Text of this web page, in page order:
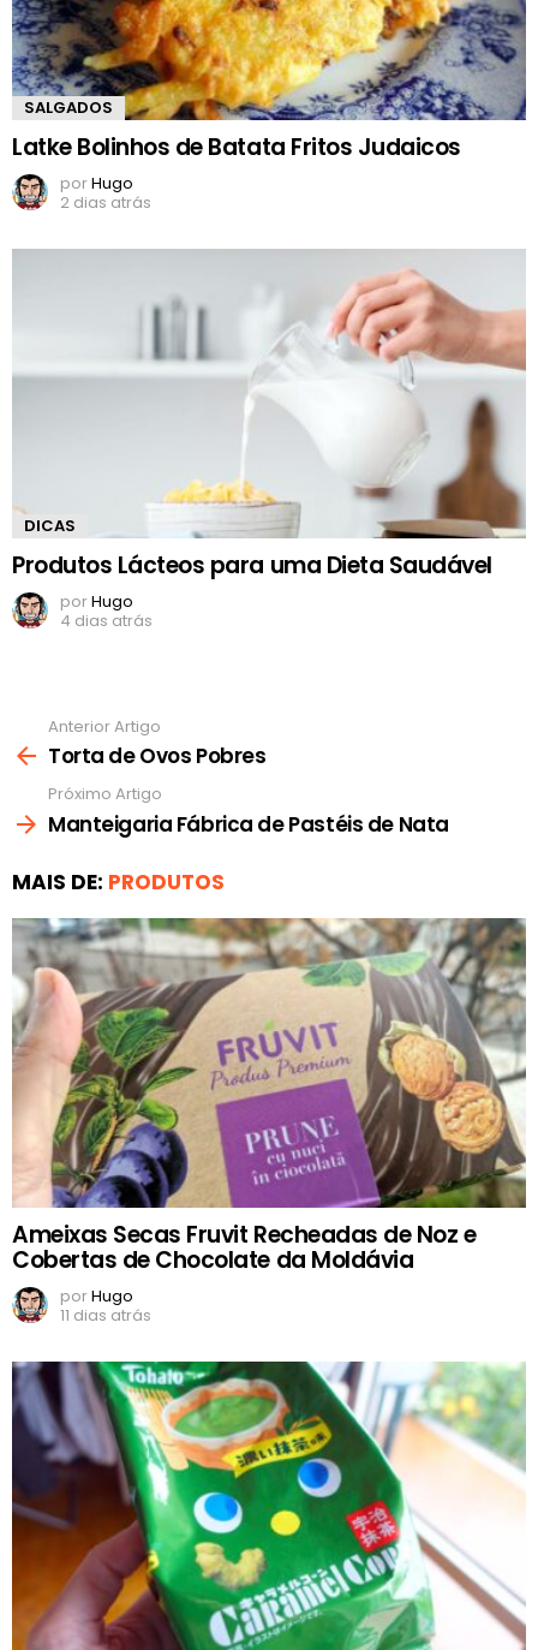
SALGADOS
Latke Bolinhos de Batata Fritos Judaicos
porHugo
2 dias atrás
DICAS
Produtos Lácteos para uma Dieta Saudável
porHugo
4 dias atrás
mais
Anterior Artigo
Torta de Ovos Pobres
Próximo Artigo
Manteigaria Fábrica de Pastéis de Nata
MAIS DE: PRODUTOS
Ameixas Secas Fruvit Recheadas de Noz e
Cobertas de Chocolate da Moldávia
porHugo
11 dias atrás